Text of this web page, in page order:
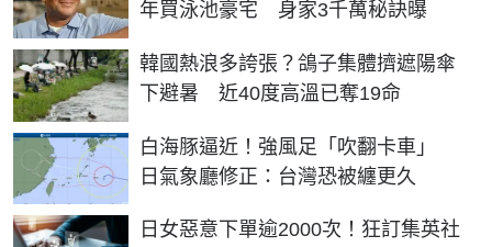
年買泳池豪宅 身家3千萬秘訣曝
韓國熱浪多誇張？鴿子集體擠遮陽傘
下避暑 近40度高溫已奪19命
白海豚逼近！強風足「吹翻卡車」
日氣象廳修正：台灣恐被纏更久
日女惡意下單逾2000次！狂訂集英社